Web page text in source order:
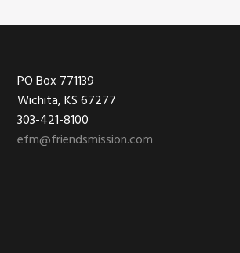
Footer
PO Box 771139
Wichita, KS 67277
303-421-8100
efm@friendsmission.com